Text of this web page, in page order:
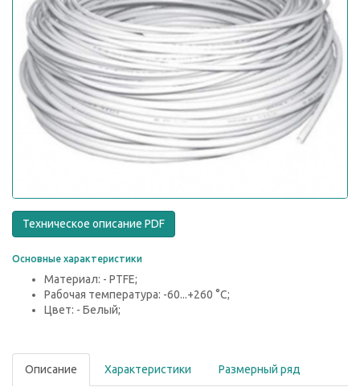
Техническое описание PDF
Основные характеристики
Материал: - PTFE;
Рабочая температура: -60...+260 °С;
Цвет: - Белый;
Описание Характеристики Размерный ряд